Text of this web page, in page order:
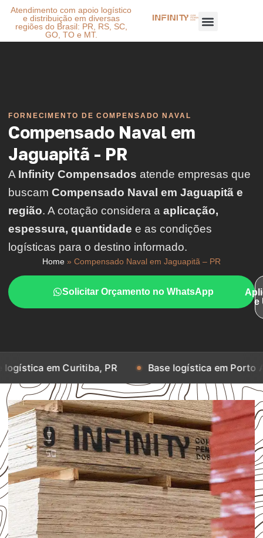
Atendimento com apoio logístico
e distribuição em diversas
regiões do Brasil: PR, RS, SC,
GO, TO e MT.
FORNECIMENTO DE COMPENSADO NAVAL
Compensado Naval em
Jaguapitã - PR
A Infinity Compensados atende empresas que
buscam Compensado Naval em Jaguapitã e
região. A cotação considera a aplicação,
espessura, quantidade e as condições
logísticas para o destino informado.
Home » Compensado Naval em Jaguapitã – PR
Solicitar Orçamento no WhatsApp
e
Curitiba, PR Base logística em Porto Alegre, RS